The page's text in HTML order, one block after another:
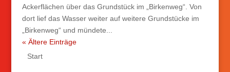
Ackerflächen über das Grundstück im „Birkenweg“. Von
dort lief das Wasser weiter auf weitere Grundstücke im
„Birkenweg“ und mündete...
« Ältere Einträge
Start